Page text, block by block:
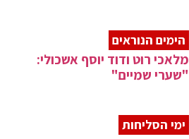
הימים הנוראים
מלאכי רוט ודוד יוסף אשכולי:
"שערי שמיים"
ימי הסליחות